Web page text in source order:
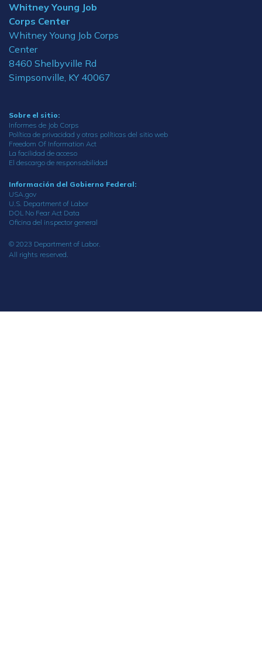
Whitney Young Job
Corps Center
Whitney Young Job Corps
Center
8460 Shelbyville Rd
Simpsonville, KY 40067
Sobre el sitio:
Informes de Job Corps
Política de privacidad y otras políticas del sitio web
Freedom Of Information Act
La facilidad de acceso
El descargo de responsabilidad
Información del Gobierno Federal:
USA.gov
U.S. Department of Labor
DOL No Fear Act Data
Oficina del inspector general
© 2023 Department of Labor.
All rights reserved.